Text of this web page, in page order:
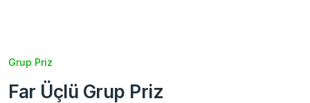
Grup Priz
Far Üçlü Grup Priz